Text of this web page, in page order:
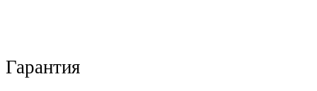
Гарантия